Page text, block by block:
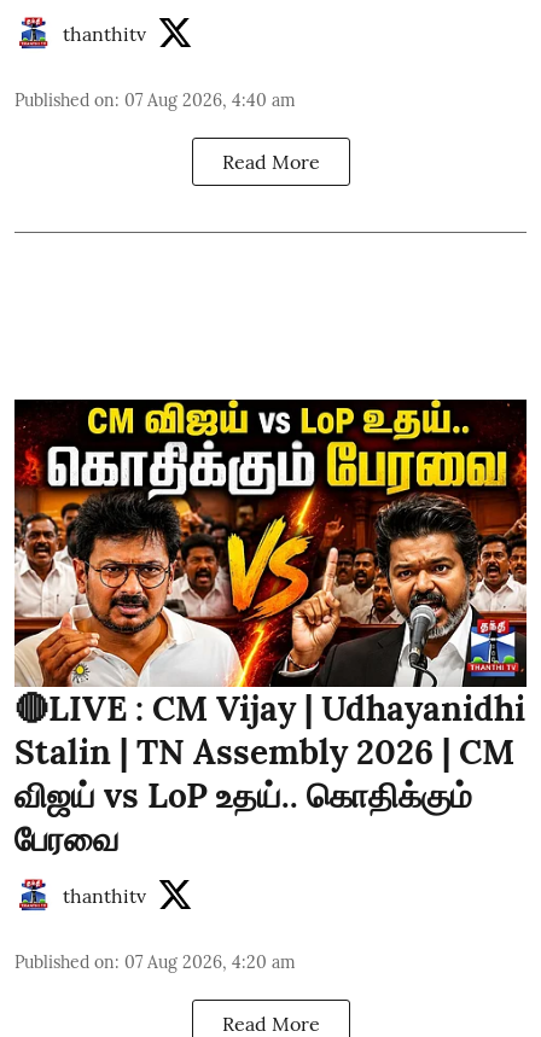
thanthitv
Published on: 07 Aug 2026, 4:40 am
Read More
🔴LIVE : CM Vijay | Udhayanidhi
Stalin | TN Assembly 2026 | CM
விஜய் vs LoP உதய்.. கொதிக்கும்
பேரவை
thanthitv
Published on: 07 Aug 2026, 4:20 am
Read More